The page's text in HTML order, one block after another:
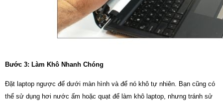
Bước 3: Làm Khô Nhanh Chóng
Đặt laptop ngược để dưới màn hình và để nó khô tự nhiên. Bạn cũng có
thể sử dụng hơi nước ấm hoặc quạt để làm khô laptop, nhưng tránh sử